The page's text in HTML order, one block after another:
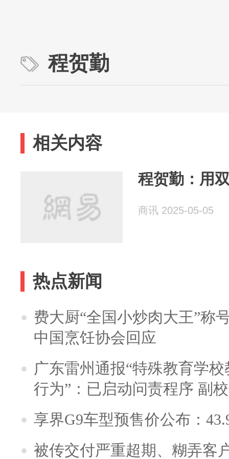
程贺勤
相关内容
程贺勤：用
商讯 2025-05-05
热点新闻
费大厨“全国小炒肉大王”称
中国烹饪协会回应
广东雷州通报“特殊教育学
行为”：已启动问责程序 副
享界G9车型预售价公布：
被传交付严重超期、糊弄客